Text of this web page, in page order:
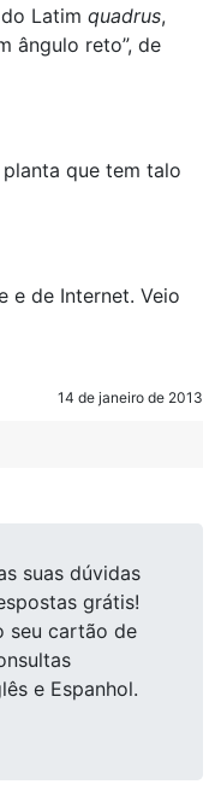
Latim quadrus,
ângulo reto”, de
planta que tem talo
e de Internet. Veio
14 de janeiro de 2013
suas dúvidas
grátis!
seu cartão de
e Espanhol.